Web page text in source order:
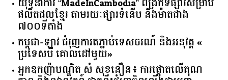
យុទ្ធនាការ “MadeInCambodia” ពង្រីកទីផ្សារសម្រាប់
ផលិតផលខ្មែរ តាមរយៈផ្សារទំនើប និងម៉ាតជាង
៧០០ទីតាំង
កម្ពុជា​-​ឡាវ ​ជំរុញ​ការ​តភ្ជាប់​ទេសចរណ៍​ ​និង​អនុវត្ត​ ​«​
ប្រទេស​បី ​គោលដៅ​មួយ​»
អ្នកឧកញ៉ាបណ្ឌិត សំ សុខនឿន៖ ការផ្តោតលើគុណ